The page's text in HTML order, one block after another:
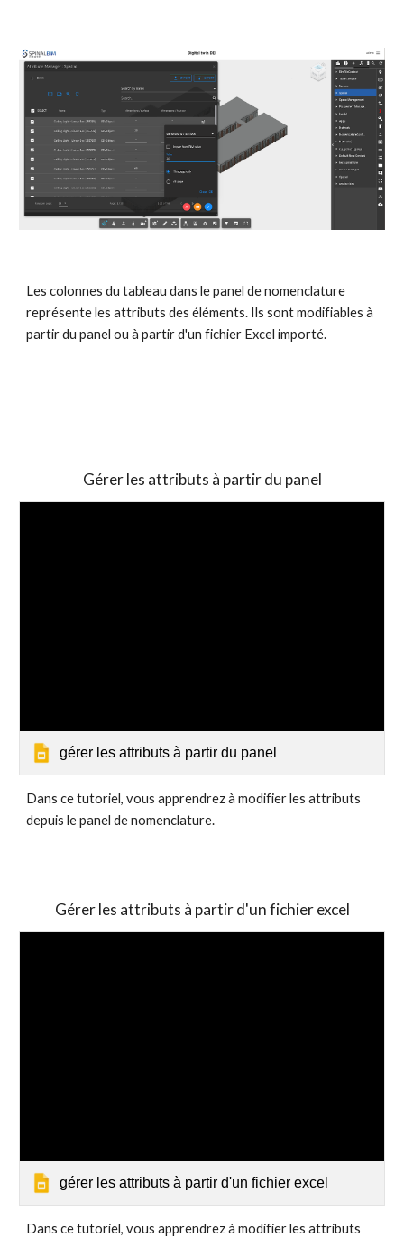
Les colonnes du tableau dans le panel de nomenclature
représente les attributs des éléments. Ils sont modifiables à
partir du panel ou à partir d'un fichier Excel importé.
Gérer les attributs à partir du panel
gérer les attributs à partir du panel
Dans ce tutoriel, vous apprendrez à modifier les attributs
depuis le panel de nomenclature.
Gérer les attributs à partir d'un fichier excel
gérer les attributs à partir d'un fichier excel
Dans ce tutoriel, vous apprendrez à modifier les attributs